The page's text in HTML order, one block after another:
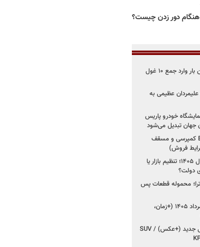
دور زدن چیست؟
۳ خودروساز چینی برای نخستین بار وارد جمع ۱۰ غول
علیمردان عظیمی به
خودرو پاریس
شروع فروش اقساطی زامیاد EX کمپرسی و مسقف
راز واردات ۷۵ هزار خودرو در سال ۱۴۰۵؛ تنظیم بازار یا
محموله قطعات پس
شروع فروش کوییک S سایپا -مرداد ۱۴۰۵ (+زمان،
کرمان موتور به دنبال ۲ محصول جدید (+عکس) / SUV